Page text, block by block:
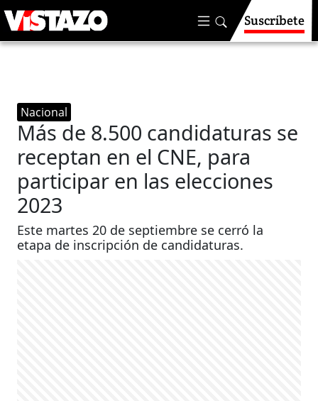
Suscríbete
Nacional
Más de 8.500 candidaturas se
receptan en el CNE, para
participar en las elecciones
2023
Este martes 20 de septiembre se cerró la
etapa de inscripción de candidaturas.